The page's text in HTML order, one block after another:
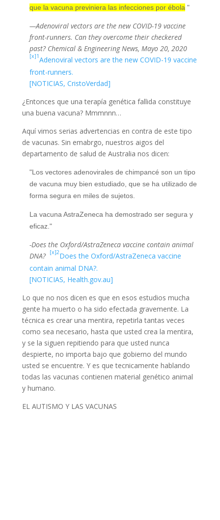
que la vacuna previniera las infecciones por ébola "
—Adenoviral vectors are the new COVID-19 vaccine
front-runners. Can they overcome their checkered
past? Chemical & Engineering News, Mayo 20, 2020
[x]1Adenoviral vectors are the new COVID-19 vaccine
front-runners.
[NOTICIAS, CristoVerdad]
¿Entonces que una terapía genética fallida constituye
una buena vacuna? Mmmnnn…
Aquí vimos serias advertencias en contra de este tipo
de vacunas. Sin emabrgo, nuestros aigos del
departamento de salud de Australia nos dicen:
"Los vectores adenovirales de chimpancé son un tipo
de vacuna muy bien estudiado, que se ha utilizado de
forma segura en miles de sujetos.
La vacuna AstraZeneca ha demostrado ser segura y
eficaz."
-Does the Oxford/AstraZeneca vaccine contain animal
DNA?
[x]2Does the Oxford/AstraZeneca vaccine
contain animal DNA?.
[NOTICIAS, Health.gov.au]
Lo que no nos dicen es que en esos estudios mucha
gente ha muerto o ha sido efectada gravemente. La
técnica es crear una mentira, repetirla tantas veces
como sea necesario, hasta que usted crea la mentira,
y se la siguen repitiendo para que usted nunca
despierte, no importa bajo que gobierno del mundo
usted se encuentre. Y es que tecnicamente hablando
todas las vacunas contienen material genético animal
y humano.
EL AUTISMO Y LAS VACUNAS